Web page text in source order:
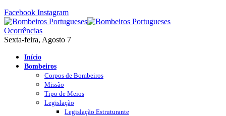
Facebook Instagram
Ocorrências
Sexta-feira, Agosto 7
Início
Bombeiros
Corpos de Bombeiros
Missão
Tipo de Meios
Legislação
Legislação Estruturante